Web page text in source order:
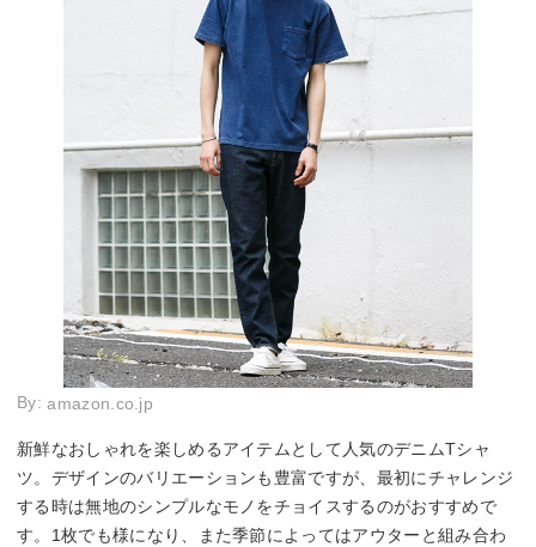
By:amazon.co.jp
新鮮なおしゃれを楽しめるアイテムとして人気のデニムTシャ
ツ。デザインのバリエーションも豊富ですが、最初にチャレンジ
する時は無地のシンプルなモノをチョイスするのがおすすめで
す。1枚でも様になり、また季節によってはアウターと組み合わ